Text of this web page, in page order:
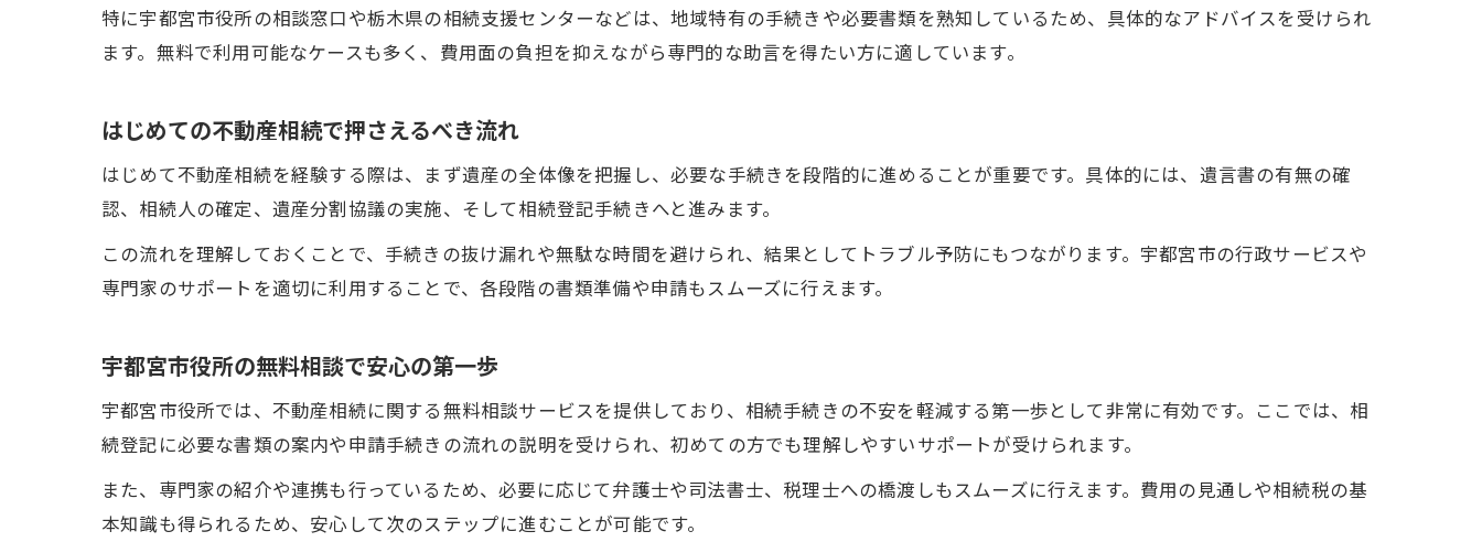
宇都宮市で知っておきたい不動産相続の流れ
宇都宮市の不動産相続手続き全体像を解説
宇都宮で手続きをスムーズに進める方法
相続相談窓口で流れを確認する重要性
もしもの時に頼れる宇都宮の相続相談窓口案内
不動産相続の初動は宇都宮相談窓口がおすすめ
口コミで選ぶ宇都宮相続相談窓口の特徴
困難な不動産相続も窓口で安心サポート
不動産相続の実務ポイントと費用見積もり方法
宇都宮の不動産相続で知るべき費用相場
特に宇都宮市役所の相談窓口や栃木県の相続支援センターなどは、地域特有の手続きや必要書類を熟知しているため、具体的なアドバイスを受けられ
ます。無料で利用可能なケースも多く、費用面の負担を抑えながら専門的な助言を得たい方に適しています。
はじめての不動産相続で押さえるべき流れ
はじめて不動産相続を経験する際は、まず遺産の全体像を把握し、必要な手続きを段階的に進めることが重要です。具体的には、遺言書の有無の確
認、相続人の確定、遺産分割協議の実施、そして相続登記手続きへと進みます。
この流れを理解しておくことで、手続きの抜け漏れや無駄な時間を避けられ、結果としてトラブル予防にもつながります。宇都宮市の行政サービスや
専門家のサポートを適切に利用することで、各段階の書類準備や申請もスムーズに行えます。
宇都宮市役所の無料相談で安心の第一歩
宇都宮市役所では、不動産相続に関する無料相談サービスを提供しており、相続手続きの不安を軽減する第一歩として非常に有効です。ここでは、相
続登記に必要な書類の案内や申請手続きの流れの説明を受けられ、初めての方でも理解しやすいサポートが受けられます。
また、専門家の紹介や連携も行っているため、必要に応じて弁護士や司法書士、税理士への橋渡しもスムーズに行えます。費用の見通しや相続税の基
本知識も得られるため、安心して次のステップに進むことが可能です。